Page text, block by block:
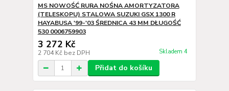
MS NOWOŚĆ RURA NOŚNA AMORTYZATORA
(TELESKOPU) STALOWA SUZUKI GSX 1300 R
HAYABUSA '99-'03 ŚREDNICA 43 MM DŁUGOŚĆ
530 0006759903
3 272 Kč
2 704 Kč bez DPH Skladem 4
Přidat do košíku